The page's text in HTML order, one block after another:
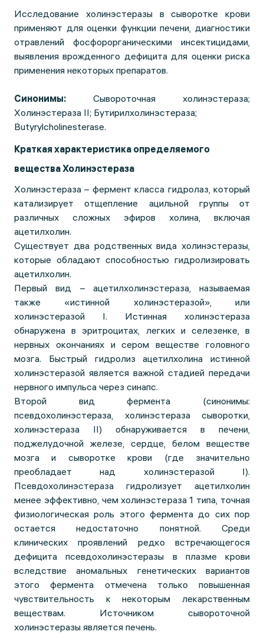
Исследование холинэстеразы в сыворотке крови
применяют для оценки функции печени, диагностики
отравлений фосфорорганическими инсектицидами,
выявления врожденного дефицита для оценки риска
применения некоторых препаратов.
Синонимы: Сывороточная холинэстераза;
Холинэстераза II; Бутирилхолинэстераза;
Butyrylcholinesterase.
Краткая характеристика определяемого
вещества Холинэстераза
Холинэстераза – фермент класса гидролаз, который
катализирует отщепление ацильной группы от
различных сложных эфиров холина, включая
ацетилхолин.
Существует два родственных вида холинэстеразы,
которые обладают способностью гидролизировать
ацетилхолин.
Первый вид – ацетилхолинэстераза, называемая
также «истинной холинэстеразой», или
холинэстеразой I. Истинная холинэстераза
обнаружена в эритроцитах, легких и селезенке, в
нервных окончаниях и сером веществе головного
мозга. Быстрый гидролиз ацетилхолина истинной
холинэстеразой является важной стадией передачи
нервного импульса через синапс.
Второй вид фермента (синонимы:
псевдохолинэстераза, холинэстераза сыворотки,
холинэстераза II) обнаруживается в печени,
поджелудочной железе, сердце, белом веществе
мозга и сыворотке крови (где значительно
преобладает над холинэстеразой I).
Псевдохолинэстераза гидролизует ацетилхолин
менее эффективно, чем холинэстераза 1 типа, точная
физиологическая роль этого фермента до сих пор
остается недостаточно понятной. Среди
клинических проявлений редко встречающегося
дефицита псевдохолинэстеразы в плазме крови
вследствие аномальных генетических вариантов
этого фермента отмечена только повышенная
чувствительность к некоторым лекарственным
веществам. Источником сывороточной
холинэстеразы является печень.